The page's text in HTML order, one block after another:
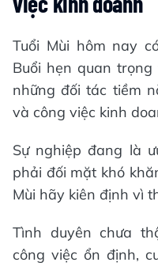
Tuổi Mùi hôm nay
Buổi hẹn quan
những đối tác tiềm
và công việc kinh
Sự nghiệp đang là
phải đối mặt khó
Mùi hãy kiên định vì
Tình duyên chưa
công việc ổn định,